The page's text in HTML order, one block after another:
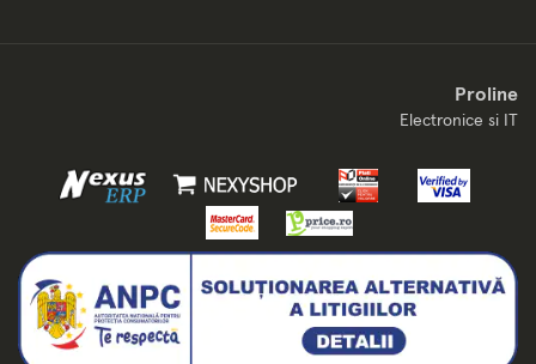
Proline
Electronice si IT